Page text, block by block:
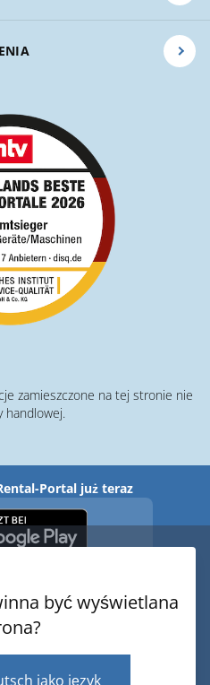
zamieszczone na tej stronie nie
handlowej.
Portal już teraz
Portal.com
być wyświetlana
jako język